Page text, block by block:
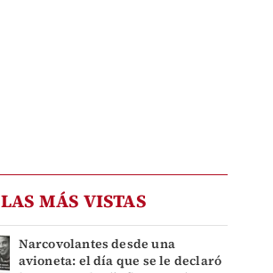
LAS MÁS VISTAS
Narcovolantes desde una
avioneta: el día que se le declaró